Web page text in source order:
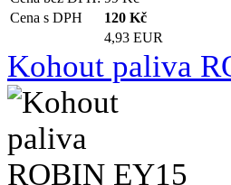
Cena s DPH
120 Kč
4,93 EUR
Kohout paliva